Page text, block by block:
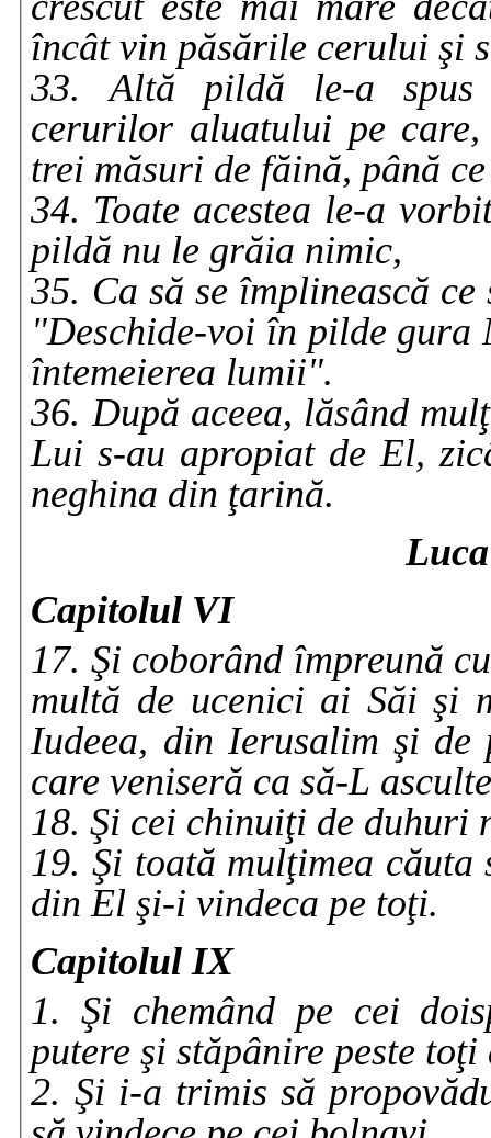
încât vin păsările cerului şi
33. Altă pildă le-a spus
cerurilor aluatului pe
trei măsuri de făină, până
34. Toate acestea le-a
pildă nu le grăia nimic,
35. Ca să se împlinească
"Deschide-voi în pilde gura
întemeierea lumii".
36. După aceea, lăsând
Lui s-au apropiat de El,
neghina din ţarină.
Capitolul VI
17. Şi coborând împreună
multă de ucenici ai Săi şi
Iudeea, din Ierusalim şi
care veniseră ca să-L
18. Şi cei chinuiţi de duhuri
19. Şi toată mulţimea căuta
din El şi-i vindeca pe toţi.
Capitolul IX
1. Şi chemând pe cei
putere şi stăpânire peste
2. Şi i-a trimis să